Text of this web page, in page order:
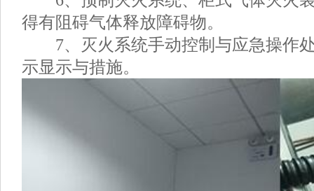
得有阻碍气体释放障碍物。
7、灭火系统手动控制与应急操作
示显示与措施。